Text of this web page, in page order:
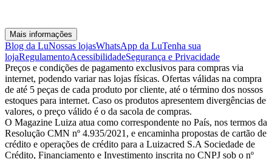
Mais informações
Blog da LuNossas lojasWhatsApp da LuTenha sua
lojaRegulamentoAcessibilidadeSegurança e Privacidade
Preços e condições de pagamento exclusivos para compras via
internet, podendo variar nas lojas físicas. Ofertas válidas na compra
de até 5 peças de cada produto por cliente, até o término dos nossos
estoques para internet. Caso os produtos apresentem divergências de
valores, o preço válido é o da sacola de compras.
O Magazine Luiza atua como correspondente no País, nos termos da
Resolução CMN nº 4.935/2021, e encaminha propostas de cartão de
crédito e operações de crédito para a Luizacred S.A Sociedade de
Crédito, Financiamento e Investimento inscrita no CNPJ sob o nº